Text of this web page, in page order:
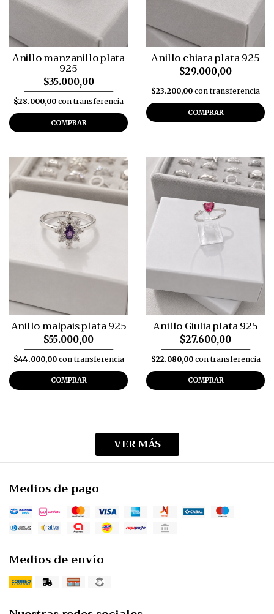
Anillo manzanillo plata
925
$35.000,00
$28.000,00 con transferencia
COMPRAR
Anillo chiara plata 925
$29.000,00
$23.200,00 con transferencia
COMPRAR
Anillo malpais plata 925
$55.000,00
$44.000,00con transferencia
COMPRAR
Anillo Giulia plata 925
$27.600,00
$22.080,00con transferencia
COMPRAR
VER MÁS
Medios de pago
Medios de envío